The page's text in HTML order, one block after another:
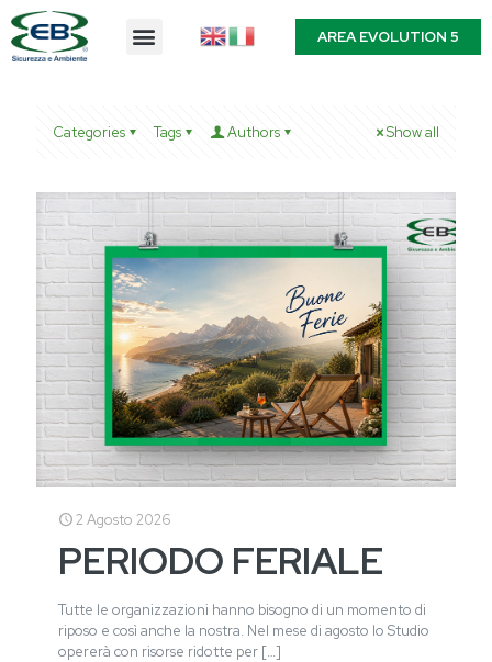
AREA EVOLUTION 5
Categories Tags Authors Show all
2 Agosto 2026
PERIODO FERIALE
Tutte le organizzazioni hanno bisogno di un momento di
riposo e così anche la nostra. Nel mese di agosto lo Studio
opererà con risorse ridotte per […]